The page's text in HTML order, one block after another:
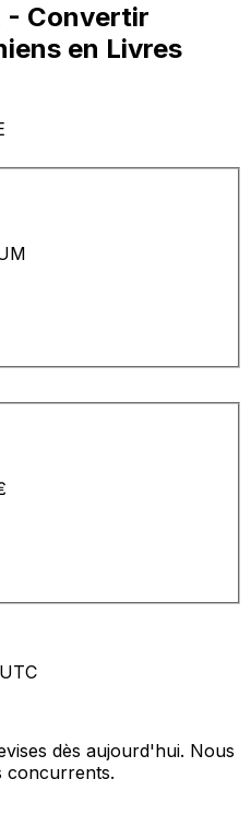
- Convertir
en Livres
dès aujourd'hui. Nous
concurrents.